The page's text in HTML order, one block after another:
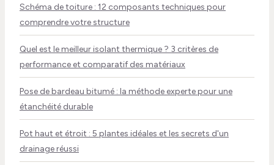
Schéma de toiture : 12 composants techniques pour
comprendre votre structure
Quel est le meilleur isolant thermique ? 3 critères de
performance et comparatif des matériaux
Pose de bardeau bitumé : la méthode experte pour une
étanchéité durable
Pot haut et étroit : 5 plantes idéales et les secrets d'un
drainage réussi